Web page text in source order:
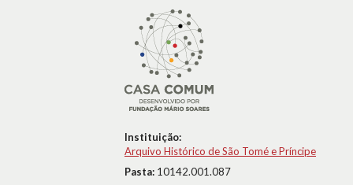
Instituição:
Arquivo Histórico de São Tomé e Príncipe
Pasta: 10142.001.087